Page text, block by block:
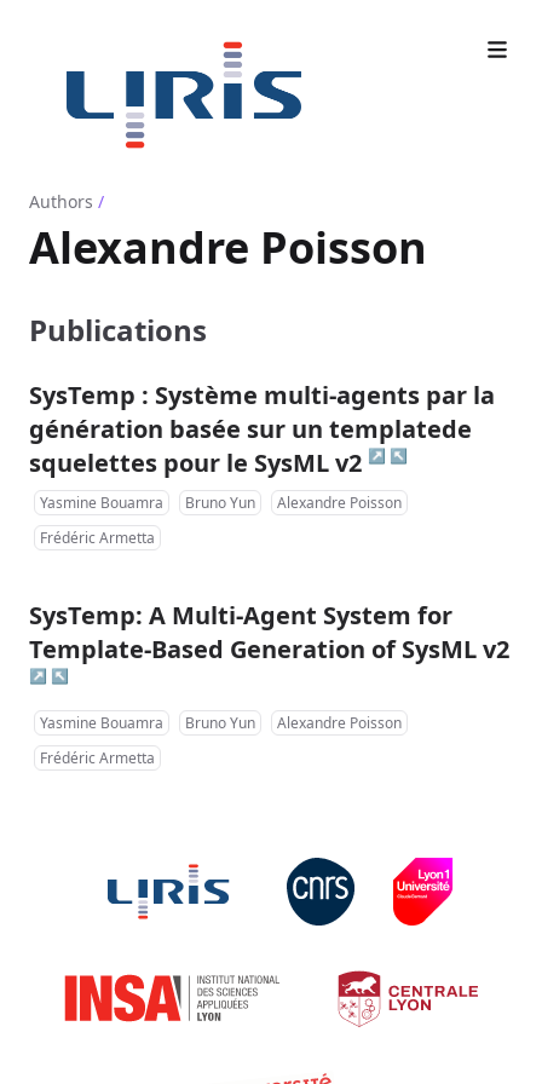
Authors /
Alexandre Poisson
Publications
SysTemp : Système multi-agents par la
génération basée sur un templatede
squelettes pour le SysML v2 ↗ ↖
Yasmine Bouamra Bruno Yun
Alexandre Poisson
Frédéric Armetta
SysTemp: A Multi-Agent System for
Template-Based Generation of SysML v2
↗ ↖
Yasmine Bouamra Bruno Yun
Alexandre Poisson
Frédéric Armetta